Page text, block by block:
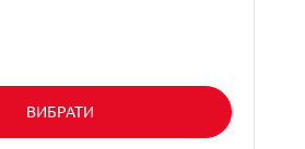
ВИБРАТИ